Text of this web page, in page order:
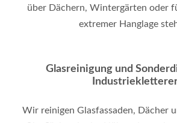
über Dächern, Wintergärten oder
extremer Hanglage
Glasreinigung und
Wir reinigen Glasfassaden, Dächer